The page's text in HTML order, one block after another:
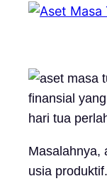
finansial
hari tua
Masalahnya,
usia produktif.